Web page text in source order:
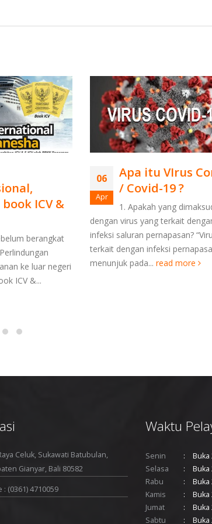
ICV &
berangkat
Perlindungan
ke luar negeri
ICV &...
06
Apr
Apa itu VIrus
/ Covid-19 ?
1. Apakah yang
dengan virus yang terkait
infeksi saluran pernapasan?
terkait dengan infeksi
menunjuk pada... read more
Celuk, Sukawati Batubulan,
Gianyar, Bali 80582
: (0361) 4710059
Waktu
Senin
Buka
Selasa
Buka
Rabu
Buka
Kamis
Buka
Jumat
Buka
Sabtu
Buka